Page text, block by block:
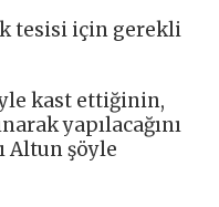
tesisi için gerekli
kast ettiğinin,
yapılacağını
Altun şöyle